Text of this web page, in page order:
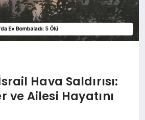
Hava Saldırısı:
ve Ailesi Hayatını